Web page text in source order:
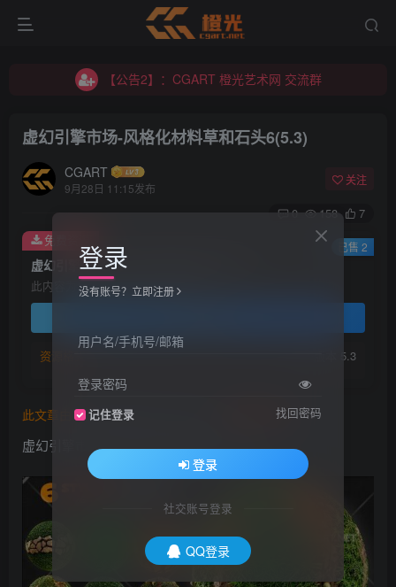
【公告2】：CGART 橙光艺术网 交流群
【公告2】：CGART 橙光艺术网 交流群
虚幻引擎市场-风格化材料草和石头6(5.3)
CGART
9月28日 11:15发布
关注
0 158 7
虚幻引擎市场-风格化材料草和石头6(5.3)
此内容为免费资源，请登录后查看
资源格式： UE5版本 5.3
免费资源 已售 2
此文章由 橙光艺术网(www.cgart.net) 收集整理发布
虚幻引擎市场-风格化材料草和石头6(5.3)
登录
没有账号？立即注册
用户名/手机号/邮箱
登录密码
记住登录 找回密码
登录
社交账号登录
QQ登录